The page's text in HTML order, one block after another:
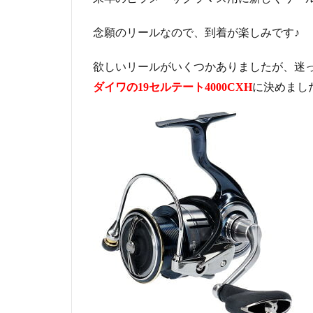
念願のリールなので、到着が楽しみです♪
欲しいリールがいくつかありましたが、迷
ダイワの19セルテート4000CXHに決めまし